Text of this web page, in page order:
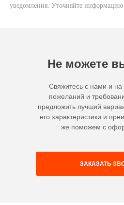
уведомления. Уточняйте информацию
Не можете
Свяжитесь с нами и
пожеланий и
предложить лучший
его характеристики и
же поможем с
ЗАКАЗАТЬ